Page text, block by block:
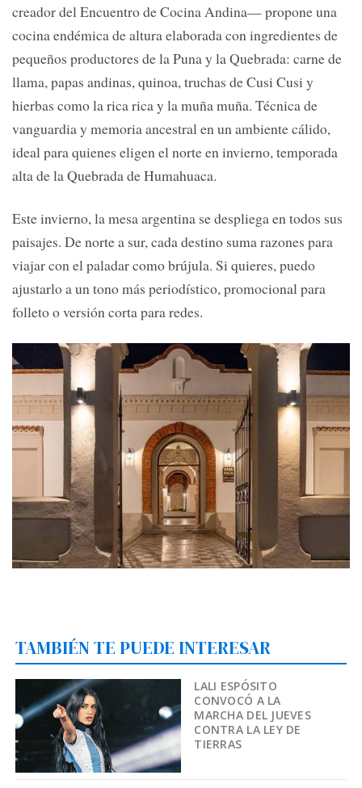
creador del Encuentro de Cocina Andina— propone una
cocina endémica de altura elaborada con ingredientes de
pequeños productores de la Puna y la Quebrada: carne de
llama, papas andinas, quinoa, truchas de Cusi Cusi y
hierbas como la rica rica y la muña muña. Técnica de
vanguardia y memoria ancestral en un ambiente cálido,
ideal para quienes eligen el norte en invierno, temporada
alta de la Quebrada de Humahuaca.
Este invierno, la mesa argentina se despliega en todos sus
paisajes. De norte a sur, cada destino suma razones para
viajar con el paladar como brújula. Si quieres, puedo
ajustarlo a un tono más periodístico, promocional para
folleto o versión corta para redes.
TAMBIÉN TE PUEDE INTERESAR
LALI ESPÓSITO
CONVOCÓ A LA
MARCHA DEL JUEVES
CONTRA LA LEY DE
TIERRAS